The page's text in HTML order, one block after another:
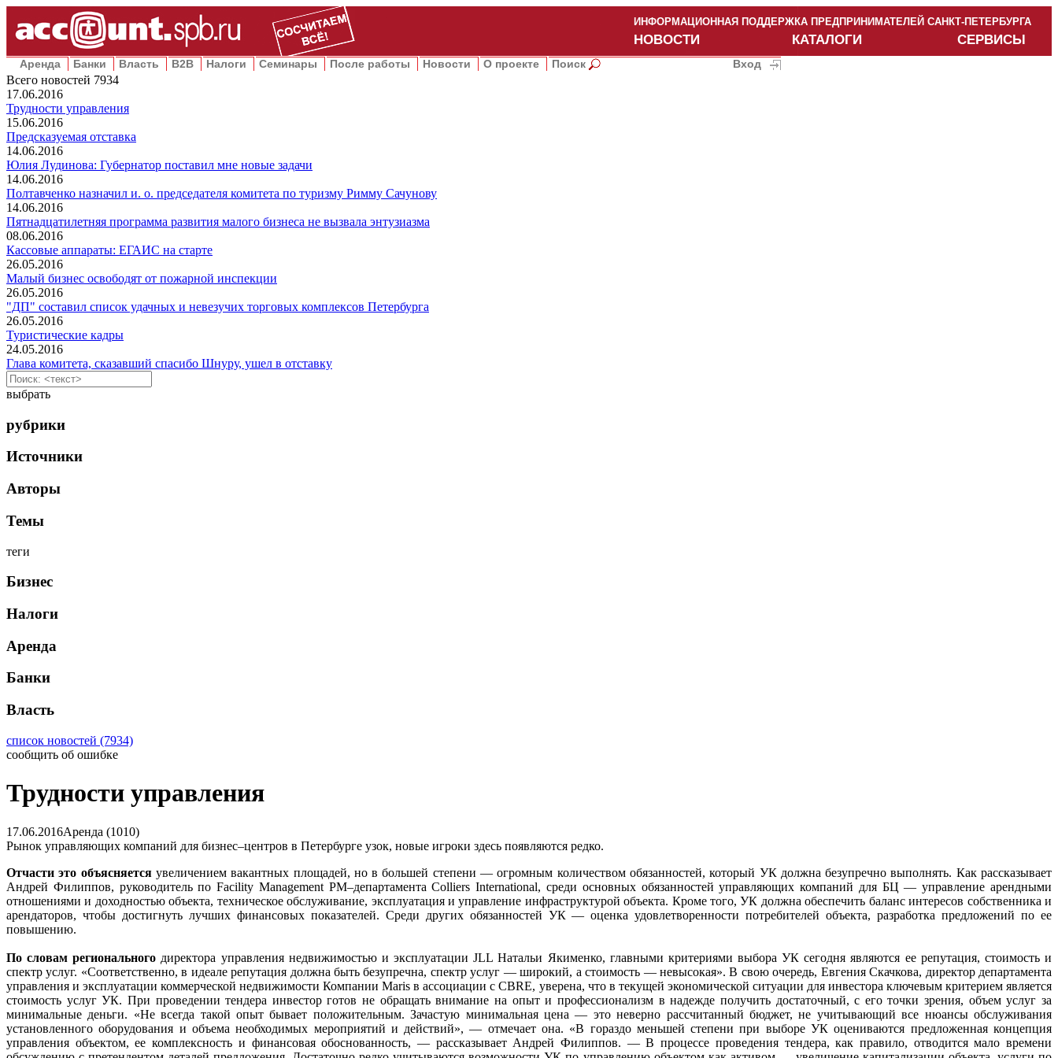
ИНФОРМАЦИОННАЯ ПОДДЕРЖКА ПРЕДПРИНИМАТЕЛЕЙ САНКТ-ПЕТЕРБУРГА
НОВОСТИ КАТАЛОГИ СЕРВИСЫ
Аренда Банки Власть B2B Налоги Семинары После работы Новости О проекте Поиск Вход
Всего новостей 7934
17.06.2016
Трудности управления
15.06.2016
Предсказуемая отставка
14.06.2016
Юлия Лудинова: Губернатор поставил мне новые задачи
14.06.2016
Полтавченко назначил и. о. председателя комитета по туризму Римму Сачунову
14.06.2016
Пятнадцатилетняя программа развития малого бизнеса не вызвала энтузиазма
08.06.2016
Кассовые аппараты: ЕГАИС на старте
26.05.2016
Малый бизнес освободят от пожарной инспекции
26.05.2016
"ДП" составил список удачных и невезучих торговых комплексов Петербурга
26.05.2016
Туристические кадры
24.05.2016
Глава комитета, сказавший спасибо Шнуру, ушел в отставку
выбрать
рубрики
Источники
Авторы
Темы
теги
Бизнес
Налоги
Аренда
Банки
Власть
список новостей (7934)
сообщить об ошибке
Трудности управления
17.06.2016Аренда (1010)
Рынок управляющих компаний для бизнес–центров в Петербурге узок, новые игроки здесь появляются редко.
Отчасти это объясняетсяувеличением вакантных площадей, но в большей степени — огромным количеством обязанностей, который УК должна безупречно выполнять. Как рассказывает
Андрей Филиппов, руководитель по Facility Management PM–департамента Colliers International, среди основных обязанностей управляющих компаний для БЦ — управление арендными
отношениями и доходностью объекта, техническое обслуживание, эксплуатация и управление инфраструктурой объекта. Кроме того, УК должна обеспечить баланс интересов собственника и
арендаторов, чтобы достигнуть лучших финансовых показателей. Среди других обязанностей УК — оценка удовлетворенности потребителей объекта, разработка предложений по ее
повышению.
По словам регионального директора управления недвижимостью и эксплуатации JLL Натальи Якименко, главными критериями выбора УК сегодня являются ее репутация, стоимость и
спектр услуг. «Соответственно, в идеале репутация должна быть безупречна, спектр услуг — широкий, а стоимость — невысокая». В свою очередь, Евгения Скачкова, директор департамента
управления и эксплуатации коммерческой недвижимости Компании Maris в ассоциации с CBRE, уверена, что в текущей экономической ситуации для инвестора ключевым критерием является
стоимость услуг УК. При проведении тендера инвестор готов не обращать внимание на опыт и профессионализм в надежде получить достаточный, с его точки зрения, объем услуг за
минимальные деньги. «Не всегда такой опыт бывает положительным. Зачастую минимальная цена — это неверно рассчитанный бюджет, не учитывающий все нюансы обслуживания
установленного оборудования и объема необходимых мероприятий и действий», — отмечает она. «В гораздо меньшей степени при выборе УК оцениваются предложенная концепция
управления объектом, ее комплексность и финансовая обоснованность, — рассказывает Андрей Филиппов. — В процессе проведения тендера, как правило, отводится мало времени